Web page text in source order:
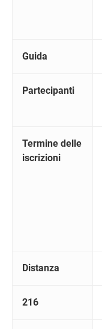
Guida
Partecipanti
Termine delle
iscrizioni
Distanza
216